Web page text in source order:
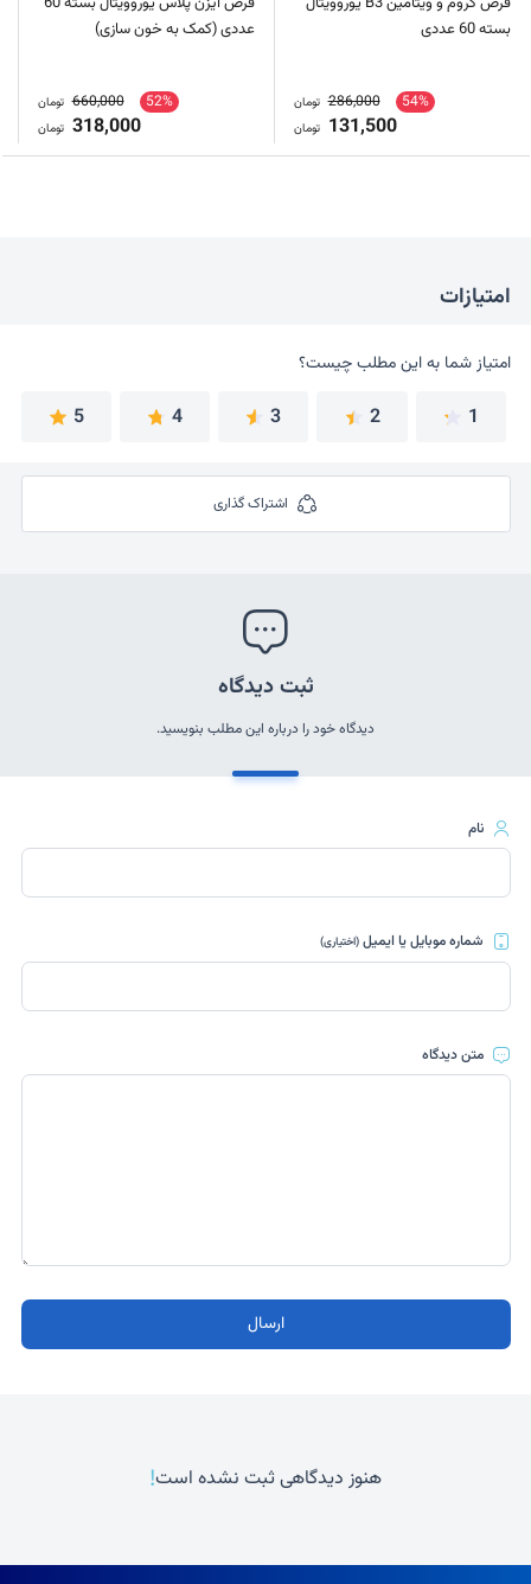
بسته 60 عددی
54%
286,000 تومان
131,500 تومان
عددی (کمک به خون سازی)
52%
660,000 تومان
318,000 تومان
امتیازات
امتیاز شما به این مطلب چیست؟
امتیاز شما به این مطلب چیست؟
1
2
3
4
5
اشتراک گذاری
ثبت دیدگاه
دیدگاه خود را درباره این مطلب بنویسید.
نام
شماره موبایل یا ایمیل(اختیاری)
متن دیدگاه
ارسال
هنوز دیدگاهی ثبت نشده است!